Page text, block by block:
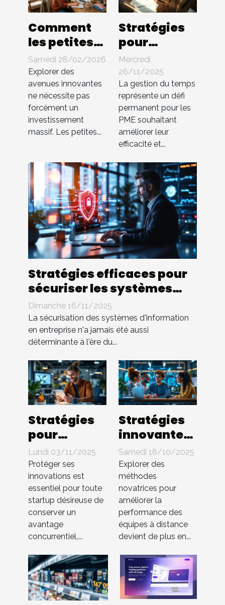
Comment
les petites
entreprises
peuvent-
elles
innover
sans gros
budget ?
Samedi 28/02/2026
Explorer des
avenues innovantes
ne nécessite pas
forcément un
investissement
massif. Les petites...
Stratégies
pour
optimiser la
gestion du
temps au
sein des PME
Mercredi
26/11/2025
La gestion du temps
représente un défi
permanent pour les
PME souhaitant
améliorer leur
efficacité et...
Stratégies efficaces pour
sécuriser les systèmes
d'information en
entreprise
Dimanche 16/11/2025
La sécurisation des systèmes d'information
en entreprise n'a jamais été aussi
déterminante à l'ère du...
Stratégies
pour
protéger les
innovations
en startup
sans brevet
Lundi 03/11/2025
Protéger ses
innovations est
essentiel pour toute
startup désireuse de
conserver un
avantage
concurrentiel,...
Stratégies
innovantes
pour
booster
l'efficacité
des équipes
à distance
Samedi 18/10/2025
Explorer des
méthodes
novatrices pour
améliorer la
performance des
équipes à distance
devient de plus en...